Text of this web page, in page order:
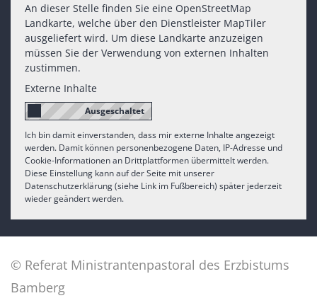
An dieser Stelle finden Sie eine OpenStreetMap
Landkarte, welche über den Dienstleister MapTiler
ausgeliefert wird. Um diese Landkarte anzuzeigen
müssen Sie der Verwendung von externen Inhalten
zustimmen.
Externe Inhalte
Ich bin damit einverstanden, dass mir externe Inhalte angezeigt
werden. Damit können personenbezogene Daten, IP-Adresse und
Cookie-Informationen an Drittplattformen übermittelt werden.
Diese Einstellung kann auf der Seite mit unserer
Datenschutzerklärung (siehe Link im Fußbereich) später jederzeit
wieder geändert werden.
© Referat Ministrantenpastoral des Erzbistums
Bamberg